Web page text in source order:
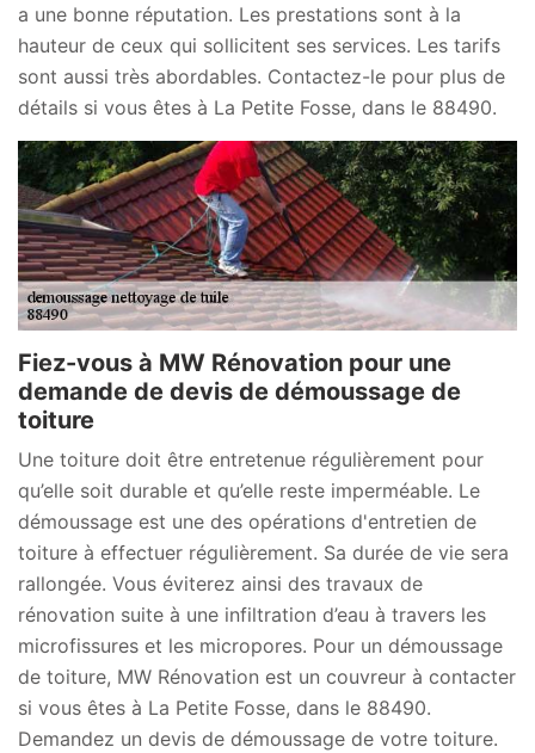
a une bonne réputation. Les prestations sont à la
hauteur de ceux qui sollicitent ses services. Les tarifs
sont aussi très abordables. Contactez-le pour plus de
détails si vous êtes à La Petite Fosse, dans le 88490.
Fiez-vous à MW Rénovation pour une
demande de devis de démoussage de
toiture
Une toiture doit être entretenue régulièrement pour
qu’elle soit durable et qu’elle reste imperméable. Le
démoussage est une des opérations d'entretien de
toiture à effectuer régulièrement. Sa durée de vie sera
rallongée. Vous éviterez ainsi des travaux de
rénovation suite à une infiltration d’eau à travers les
microfissures et les micropores. Pour un démoussage
de toiture, MW Rénovation est un couvreur à contacter
si vous êtes à La Petite Fosse, dans le 88490.
Demandez un devis de démoussage de votre toiture.